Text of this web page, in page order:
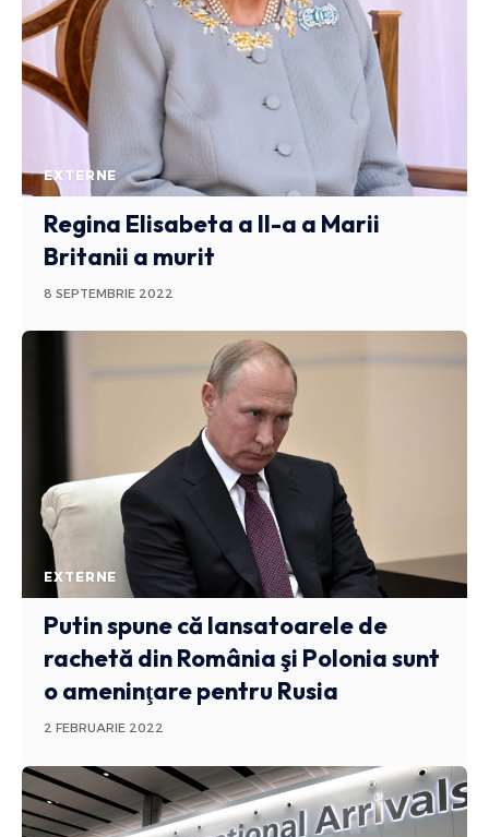
EXTERNE
Regina Elisabeta a II-a a Marii
Britanii a murit
8 SEPTEMBRIE 2022
EXTERNE
Putin spune că lansatoarele de
rachetă din România şi Polonia sunt
o ameninţare pentru Rusia
2 FEBRUARIE 2022